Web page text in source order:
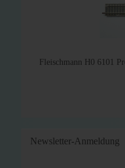
Fleischmann H0 6101
Newsletter-Anmeldung